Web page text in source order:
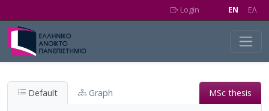
Login EN EΛ
Default Graph MSc thesis